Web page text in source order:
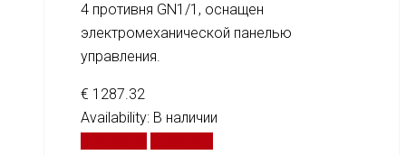
4 противня GN1/1, оснащен
электромеханической панелью
управления.
€ 1287.32
Availability: В наличии